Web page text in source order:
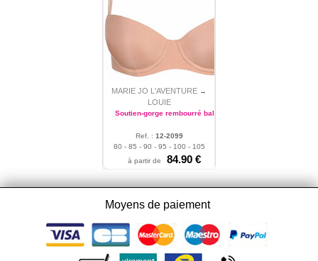
MARIE JO L'AVENTURE →
LOUIE
Soutien-gorge rembourré balconnet
Ref. : 12-2099
80 - 85 - 90 - 95 - 100 - 105
à partir de
84.90 €
Moyens de paiement